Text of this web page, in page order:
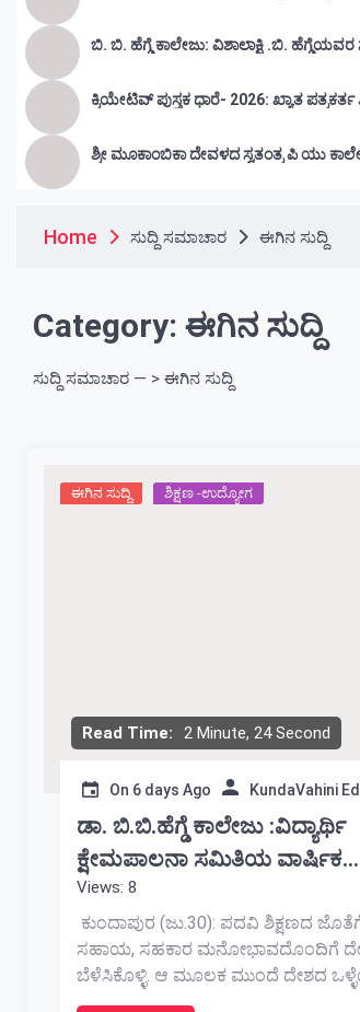
ಬಿ. ಬಿ. ಹೆಗ್ಡೆ ಕಾಲೇಜು: ವಿಶಾಲಾಕ್ಷಿ .ಬಿ. ಹೆಗ್ಡೆಯವರ
ಕ್ರಿಯೇಟಿವ್ ಪುಸ್ತಕ ಧಾರೆ- 2026: ಖ್ಯಾತ
ಶ್ರೀ
Home ಸುದ್ದಿ ಸಮಾಚಾರ ಈಗಿನ ಸುದ್ದಿ
Category: ಈಗಿನ ಸುದ್ದಿ
ಸುದ್ದಿ ಸಮಾಚಾರ — > ಈಗಿನ ಸುದ್ದಿ
Read Time: 2 Minute, 24 Second
ಈಗಿನ ಸುದ್ದಿ ಶಿಕ್ಷಣ -ಉದ್ಯೋಗ
On 6 days Ago KundaVahini
ಡಾ. ಬಿ.ಬಿ.ಹೆಗ್ಡೆ ಕಾಲೇಜು :ವಿದ್ಯಾರ್ಥಿ
ಕ್ಷೇಮಪಾಲನಾ ಸಮಿತಿಯ ವಾರ್ಷಿಕ
ಚಟುವಟಿಕೆಗಳ ಉದ್ಘಾಟನೆ
Views: 8
ಕುಂದಾಪುರ (ಜು.30): ಪದವಿ ಶಿಕ್ಷಣದ
ಸಹಾಯ, ಸಹಕಾರ ಮನೋಭಾವದೊಂದಿಗೆ
ಬೆಳೆಸಿಕೊಳ್ಳಿ. ಆ ಮೂಲಕ ಮುಂದೆ ದೇಶದ
ಪ್ರಜೆಗಳಾಗುವುದರೊಂದಿಗೆ ಭವಿಷ್ಯದ